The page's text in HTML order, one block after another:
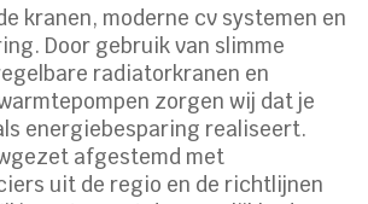
kranen, moderne cv systemen en
Door gebruik van slimme
radiatorkranen en
zorgen wij dat je
energiebesparing realiseert.
afgestemd met
uit de regio en de richtlijnen